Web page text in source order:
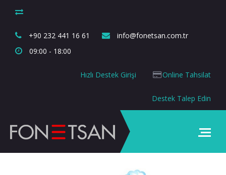
+90 232 441 16 61
info@fonetsan.com.tr
09:00 - 18:00
Online Tahsilat
Hızlı Destek Girişi
Destek Talep Edin